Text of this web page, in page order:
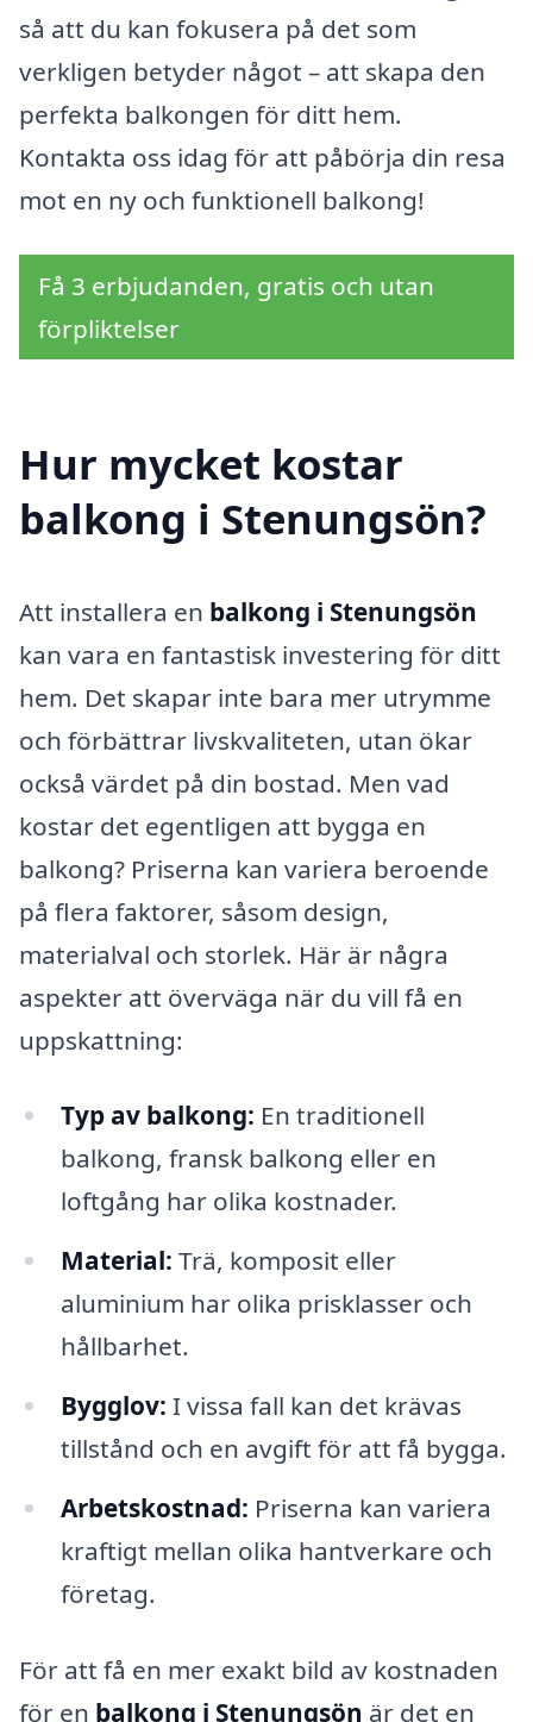
så att du kan fokusera på det som
verkligen betyder något – att skapa den
perfekta balkongen för ditt hem.
Kontakta oss idag för att påbörja din resa
mot en ny och funktionell balkong!
Få 3 erbjudanden, gratis och utan
förpliktelser
Hur mycket kostar
balkong i Stenungsön?
Att installera en balkong i Stenungsön
kan vara en fantastisk investering för ditt
hem. Det skapar inte bara mer utrymme
och förbättrar livskvaliteten, utan ökar
också värdet på din bostad. Men vad
kostar det egentligen att bygga en
balkong? Priserna kan variera beroende
på flera faktorer, såsom design,
materialval och storlek. Här är några
aspekter att överväga när du vill få en
uppskattning:
Typ av balkong: En traditionell
balkong, fransk balkong eller en
loftgång har olika kostnader.
Material: Trä, komposit eller
aluminium har olika prisklasser och
hållbarhet.
Bygglov: I vissa fall kan det krävas
tillstånd och en avgift för att få bygga.
Arbetskostnad: Priserna kan variera
kraftigt mellan olika hantverkare och
företag.
För att få en mer exakt bild av kostnaden
för en balkong i Stenungsön är det en